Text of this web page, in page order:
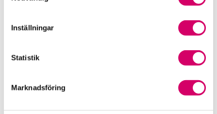
Inställningar
Statistik
Marknadsföring
Validera lönekurser – för utbildningsleverantörer